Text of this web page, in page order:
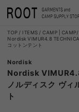
TOP ITEMS CAMP CAMP
Nordisk VIMUR4.8
コットンテント
Nordisk
Nordisk
ノルディスク ヴ
ト